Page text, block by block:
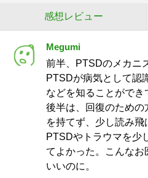
感想レビュー
Megumi
前半、PTSDのメカニ
PTSDが病気として認
などを知ることができ
後半は、回復のため
を持てず、少し読み飛
PTSDやトラウマを少
てよかった。こんなお
いいのに。